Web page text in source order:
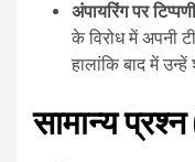
अंपायरिंग पर
के विरोध में अपनी
हालांकि बाद में उन्हें
सामान्य